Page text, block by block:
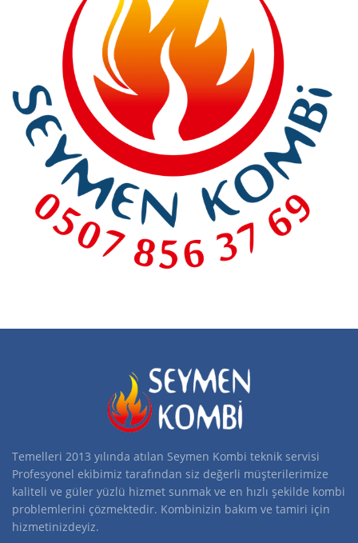
Temelleri 2013 yılında atılan Seymen Kombi teknik servisi
Profesyonel ekibimiz tarafından siz değerli müşterilerimize
kaliteli ve güler yüzlü hizmet sunmak ve en hızlı şekilde kombi
problemlerini çözmektedir. Kombinizin bakım ve tamiri için
hizmetinizdeyiz.